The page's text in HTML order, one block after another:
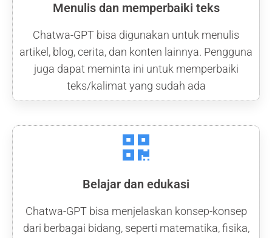
Menulis dan memperbaiki teks
Chatwa-GPT bisa digunakan untuk menulis
artikel, blog, cerita, dan konten lainnya. Pengguna
juga dapat meminta ini untuk memperbaiki
teks/kalimat yang sudah ada
Belajar dan edukasi
Chatwa-GPT bisa menjelaskan konsep-konsep
dari berbagai bidang, seperti matematika, fisika,